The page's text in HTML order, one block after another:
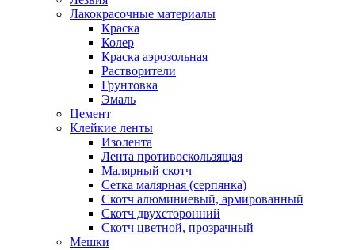
Лакокрасочные материалы
Краска
Колер
Краска аэрозольная
Растворители
Грунтовка
Эмаль
Цемент
Клейкие ленты
Изолента
Лента противоскользящая
Малярный скотч
Сетка малярная (серпянка)
Скотч алюминиевый, армированный
Скотч двухсторонний
Скотч цветной, прозрачный
Мешки